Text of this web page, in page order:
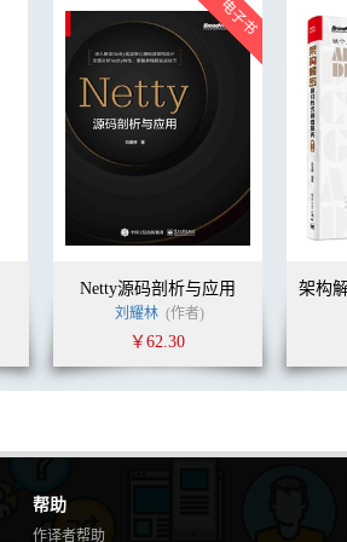
Netty源码剖析与应用
刘耀林 (作者)
￥62.30
帮助
作译者帮助